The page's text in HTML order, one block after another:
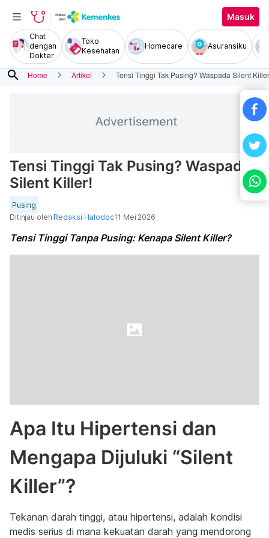
Masuk
Chat
dengan
Dokter
Toko
Kesehatan
Homecare Asuransiku
search Home Artikel Tensi Tinggi Tak Pusing? Waspada Silent
Tensi Tinggi Tak Pusing? Waspada
Silent Killer!
Pusing
Ditinjau oleh Redaksi Halodoc11 Mei 2026
Tensi Tinggi Tanpa Pusing: Kenapa Silent Killer?
Apa Itu Hipertensi dan
Mengapa Dijuluki “Silent
Killer”?
Tekanan darah tinggi, atau hipertensi, adalah kondisi
medis serius di mana kekuatan darah yang mendorong